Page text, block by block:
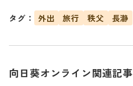
タグ： 外出 旅行 秩父 長瀞
向日葵オンライン関連記事